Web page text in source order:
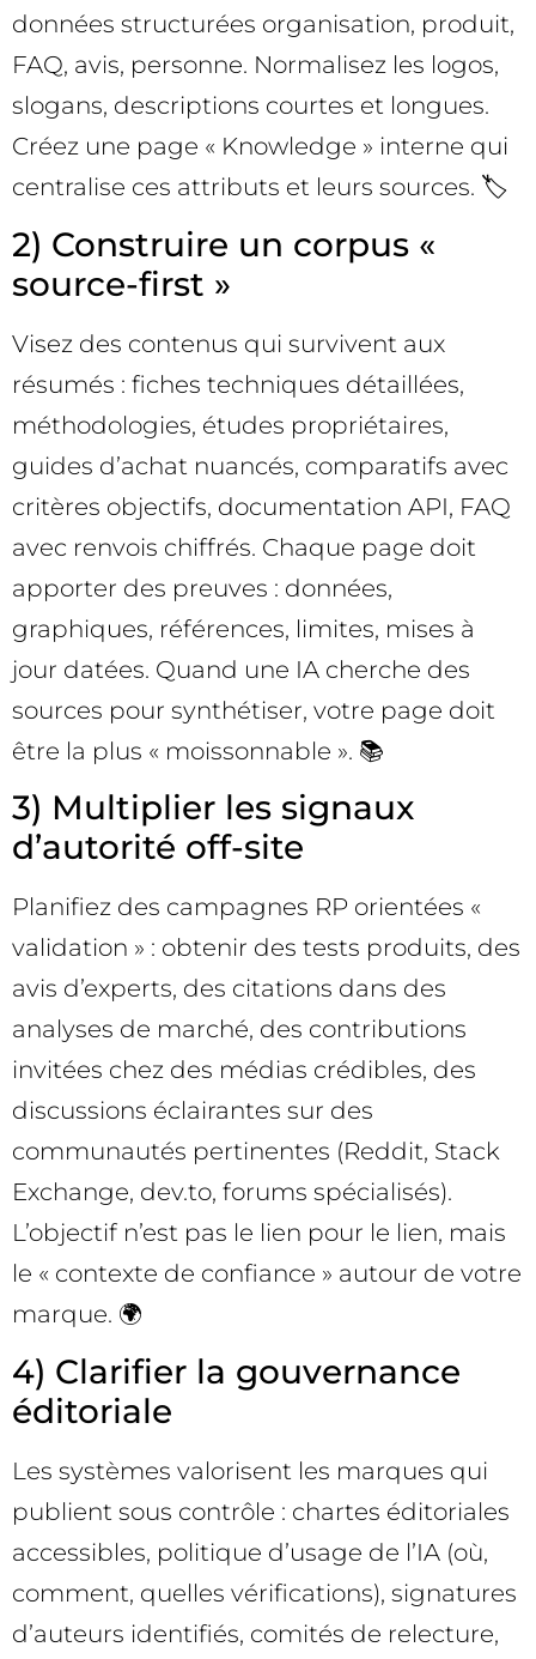
données structurées organisation, produit,
FAQ, avis, personne. Normalisez les logos,
slogans, descriptions courtes et longues.
Créez une page « Knowledge » interne qui
centralise ces attributs et leurs sources. 🏷️
2) Construire un corpus «
source-first »
Visez des contenus qui survivent aux
résumés : fiches techniques détaillées,
méthodologies, études propriétaires,
guides d’achat nuancés, comparatifs avec
critères objectifs, documentation API, FAQ
avec renvois chiffrés. Chaque page doit
apporter des preuves : données,
graphiques, références, limites, mises à
jour datées. Quand une IA cherche des
sources pour synthétiser, votre page doit
être la plus « moissonnable ». 📚
3) Multiplier les signaux
d’autorité off-site
Planifiez des campagnes RP orientées «
validation » : obtenir des tests produits, des
avis d’experts, des citations dans des
analyses de marché, des contributions
invitées chez des médias crédibles, des
discussions éclairantes sur des
communautés pertinentes (Reddit, Stack
Exchange, dev.to, forums spécialisés).
L’objectif n’est pas le lien pour le lien, mais
le « contexte de confiance » autour de votre
marque. 🌍
4) Clarifier la gouvernance
éditoriale
Les systèmes valorisent les marques qui
publient sous contrôle : chartes éditoriales
accessibles, politique d’usage de l’IA (où,
comment, quelles vérifications), signatures
d’auteurs identifiés, comités de relecture,